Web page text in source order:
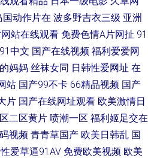
国动作片在 波多野吉衣三级 亚洲
站在线观看 免费色情A片网扯 91
91中文 国产在线视频 福利爱爱网
妈妈 丝袜女同 日韩性爱网址 在
站 国产99不卡 66精品视频 国产
片 国产在线网址观看 欧美激情日
二区黄片 喷潮一区 福利姬足交在
视频 青青草国产 欧美日韩乱 国
性爱草逼91AV 免费欧美视频 欧美